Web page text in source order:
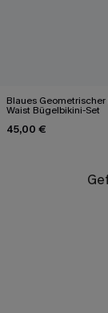
Blaues
Waist Bügelbikini-Set
45,00 €